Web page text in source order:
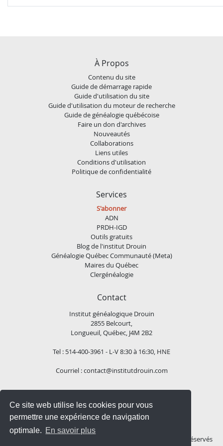
Ce site web utilise les cookies pour vous
permettre une expérience de navigation
optimale. En savoir plus
À Propos
Contenu du site
Guide de démarrage rapide
Guide d'utilisation du site
Guide d'utilisation du moteur de recherche
Guide de généalogie québécoise
Faire un don d'archives
Nouveautés
Collaborations
Liens utiles
Conditions d'utilisation
Politique de confidentialité
Services
S'abonner
ADN
PRDH-IGD
Outils gratuits
Blog de l'institut Drouin
Généalogie Québec Communauté (Meta)
Maires du Québec
Clergénéalogie
Contact
Institut généalogique Drouin
2855 Belcourt,
Longueuil, Québec, J4M 2B2
Tel : 514-400-3961 - L-V 8:30 à 16:30, HNE
Courriel :contact@institutdrouin.com
Suivez-nous!
2026 Institut généalogique Drouin, Tous droits réservés